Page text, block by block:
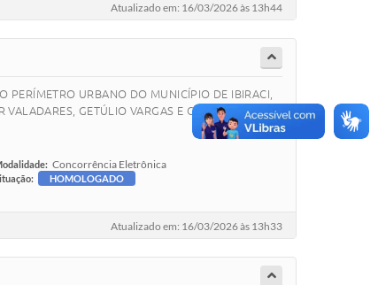
Atualizado em: 16/03/2026 às 13h44
PERÍMETRO URBANO DO MUNICÍPIO DE IBIRACI,
GETÚLIO VARGAS E CELESTINO
Concorrência Eletrônica
HOMOLOGADO
Atualizado em: 16/03/2026 às 13h33